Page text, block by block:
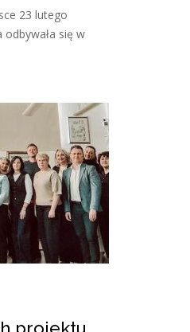
23 lutego
się w